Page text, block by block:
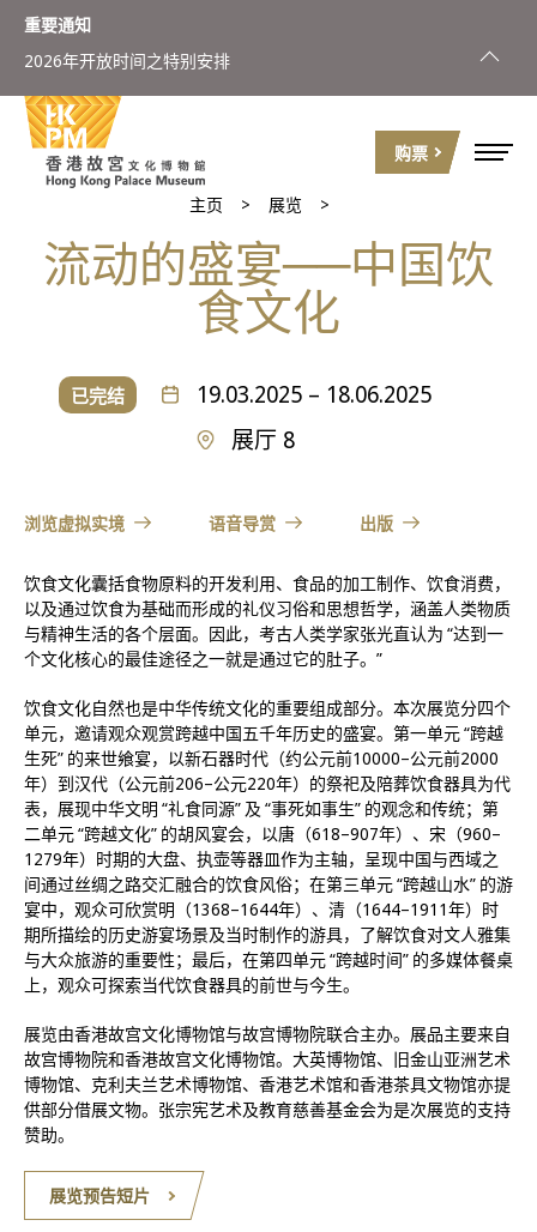
购票
重要通知
2026年开放时间之特别安排
主页 展览
流动的盛宴──中国饮
食文化
已完结
19.03.2025 – 18.06.2025
展厅 8
浏览虚拟实境 语音导赏 出版
饮食文化囊括食物原料的开发利用、食品的加工制作、饮食消费，
以及通过饮食为基础而形成的礼仪习俗和思想哲学，涵盖人类物质
与精神生活的各个层面。因此，考古人类学家张光直认为 “达到一
个文化核心的最佳途径之一就是通过它的肚子。”
饮食文化自然也是中华传统文化的重要组成部分。本次展览分四个
单元，邀请观众观赏跨越中国五千年历史的盛宴。第一单元 “跨越
生死” 的来世飨宴，以新石器时代（约公元前10000–公元前2000
年）到汉代（公元前206–公元220年）的祭祀及陪葬饮食器具为代
表，展现中华文明 “礼食同源” 及 “事死如事生” 的观念和传统；第
二单元 “跨越文化” 的胡风宴会，以唐（618–907年）、宋（960–
1279年）时期的大盘、执壶等器皿作为主轴，呈现中国与西域之
间通过丝绸之路交汇融合的饮食风俗；在第三单元 “跨越山水” 的游
宴中，观众可欣赏明（1368–1644年）、清（1644–1911年）时
期所描绘的历史游宴场景及当时制作的游具，了解饮食对文人雅集
与大众旅游的重要性；最后，在第四单元 “跨越时间” 的多媒体餐桌
上，观众可探索当代饮食器具的前世与今生。
展览由香港故宫文化博物馆与故宫博物院联合主办。展品主要来自
故宫博物院和香港故宫文化博物馆。大英博物馆、旧金山亚洲艺术
博物馆、克利夫兰艺术博物馆、香港艺术馆和香港茶具文物馆亦提
供部分借展文物。张宗宪艺术及教育慈善基金会为是次展览的支持
赞助。
展览预告短片